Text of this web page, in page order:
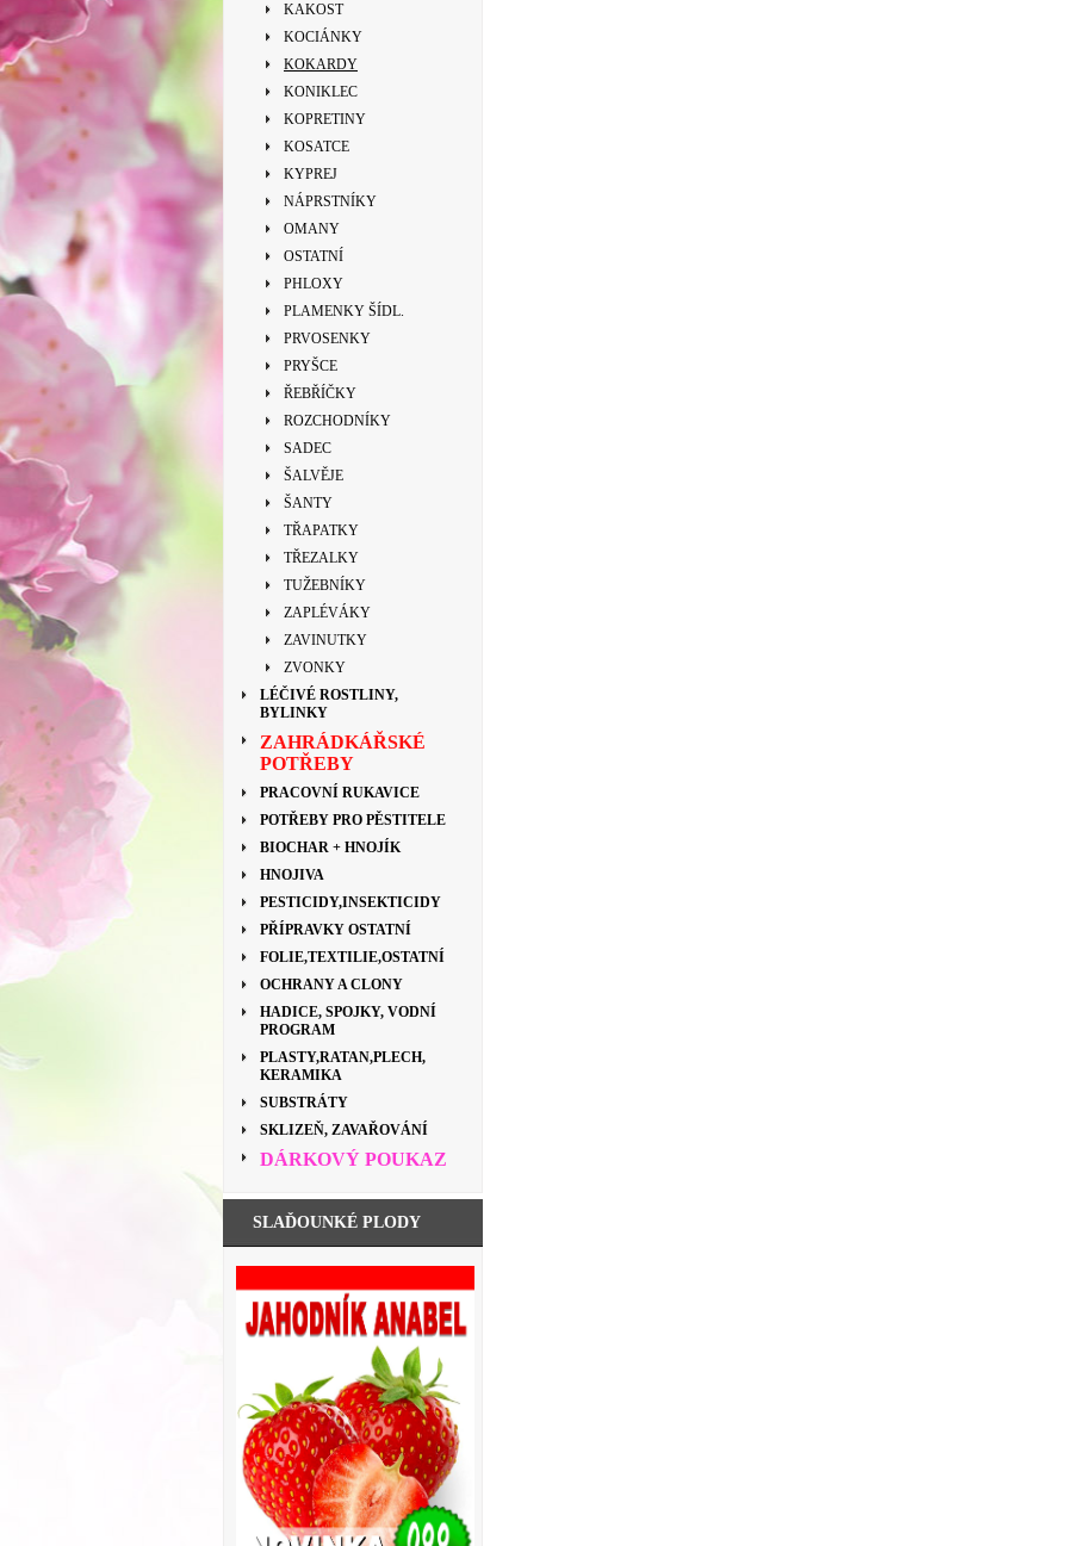
KAKOST
KOCIÁNKY
KOKARDY
KONIKLEC
KOPRETINY
KOSATCE
KYPREJ
NÁPRSTNÍKY
OMANY
OSTATNÍ
PHLOXY
PLAMENKY ŠÍDL.
PRVOSENKY
PRYŠCE
ŘEBŘÍČKY
ROZCHODNÍKY
SADEC
ŠALVĚJE
ŠANTY
TŘAPATKY
TŘEZALKY
TUŽEBNÍKY
ZAPLÉVÁKY
ZAVINUTKY
ZVONKY
LÉČIVÉ ROSTLINY,
BYLINKY
ZAHRÁDKÁŘSKÉ
POTŘEBY
PRACOVNÍ RUKAVICE
POTŘEBY PRO PĚSTITELE
BIOCHAR + HNOJÍK
HNOJIVA
PESTICIDY,INSEKTICIDY
PŘÍPRAVKY OSTATNÍ
FOLIE,TEXTILIE,OSTATNÍ
OCHRANY A CLONY
HADICE, SPOJKY, VODNÍ
PROGRAM
PLASTY,RATAN,PLECH,
KERAMIKA
SUBSTRÁTY
SKLIZEŇ, ZAVAŘOVÁNÍ
DÁRKOVÝ POUKAZ
SLAĎOUNKÉ PLODY